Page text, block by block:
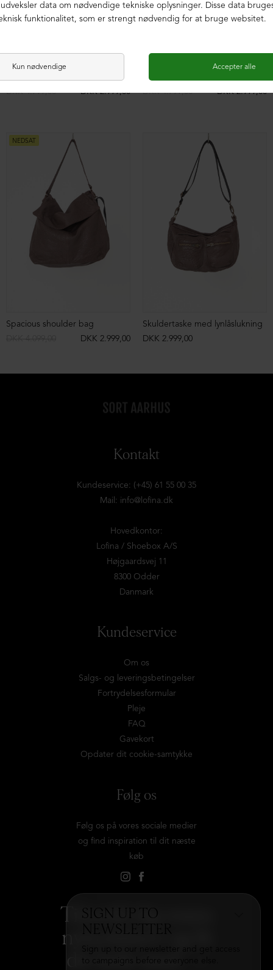
SIGN UP TO
Rummelig skuldertaske med pels
DKK 2.999,00
DKK 4.799,00
DKK 2.999,00
DKK 4.799,00
NEDSAT
Spacious shoulder bag
DKK 2.999,00
Skuldertaske med lynlåslukning
DKK 2.999,00
Kontakt
Kundeservice: (+45) 61 55 00 35
Mail: info@lofina.dk
Hovedkontor:
Lofina / Shoebox A/S
Højgaardsvej 11
8300 Odder
Danmark
Kundeservice
Om os
Salgs- og leveringsbetingelser
Fortrydelsesformular
Pleje
FAQ
Gavekort
Opdater dit cookie-samtykke
Følg os
Følg os på vores sociale medier
og find inspiration til dit næste
køb
Tilmeld dig vores
nyhedsbrev og få